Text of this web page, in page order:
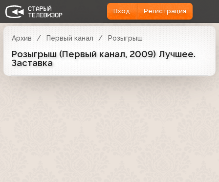
Вход Регистрация
Архив Первый канал Розыгрыш
Розыгрыш (Первый канал, 2009) Лучшее.
Заставка